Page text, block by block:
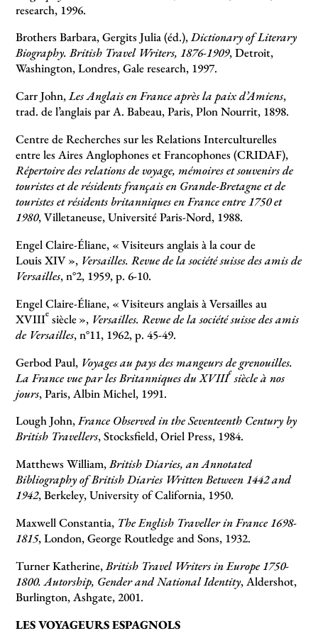
research, 1996.
Brothers Barbara, Gergits Julia (éd.),Dictionary of Literary
Biography. British Travel Writers, 1876-1909, Detroit,
Washington, Londres, Gale research, 1997.
Carr John,Les Anglais en France après la paix d’Amiens,
trad. de l’anglais par A. Babeau, Paris, Plon Nourrit, 1898.
Centre de Recherches sur les Relations Interculturelles
entre les Aires Anglophones et Francophones (CRIDAF),
Répertoire des relations de voyage, mémoires et souvenirs de
touristes et de résidents français en Grande-Bretagne et de
touristes et résidents britanniques en France entre 1750 et
1980, Villetaneuse, Université Paris-Nord, 1988.
Engel Claire-Éliane, «Visiteurs anglais à la cour de
Louis XIV», Versailles. Revue de la société suisse des amis de
Versailles, n°2, 1959, p. 6-10.
Engel Claire-Éliane, «Visiteurs anglais à Versailles au
XVIIIe siècle», Versailles. Revue de la société suisse des amis
de Versailles, n°11, 1962, p. 45-49.
Gerbod Paul, Voyages au pays des mangeurs de grenouilles.
La France vue par les Britanniques du XVIIIesiècle à nos
jours, Paris, Albin Michel, 1991.
Lough John,France Observed in the Seventeenth Century by
British Travellers, Stocksfield, Oriel Press, 1984.
Matthews William,British Diaries, an Annotated
Bibliography of British Diaries Written Between 1442 and
1942, Berkeley, University of California, 1950.
Maxwell Constantia, The English Traveller in France 1698-
1815, London, George Routledge and Sons, 1932.
Turner Katherine,British Travel Writers in Europe 1750-
1800. Autorship, Gender and National Identity, Aldershot,
Burlington, Ashgate, 2001.
LES VOYAGEURS ESPAGNOLS